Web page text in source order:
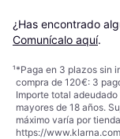
¿Has encontrado
Comunícalo aquí.
¹*Paga en 3 plazos sin
compra de 120€: 3
Importe total
mayores de 18 años.
máximo varía por
https://